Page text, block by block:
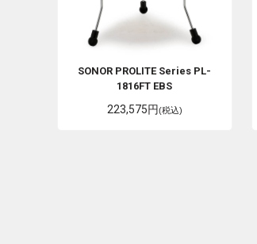
SONOR PROLITE Series PL-
1816FT EBS
223,575円(税込)